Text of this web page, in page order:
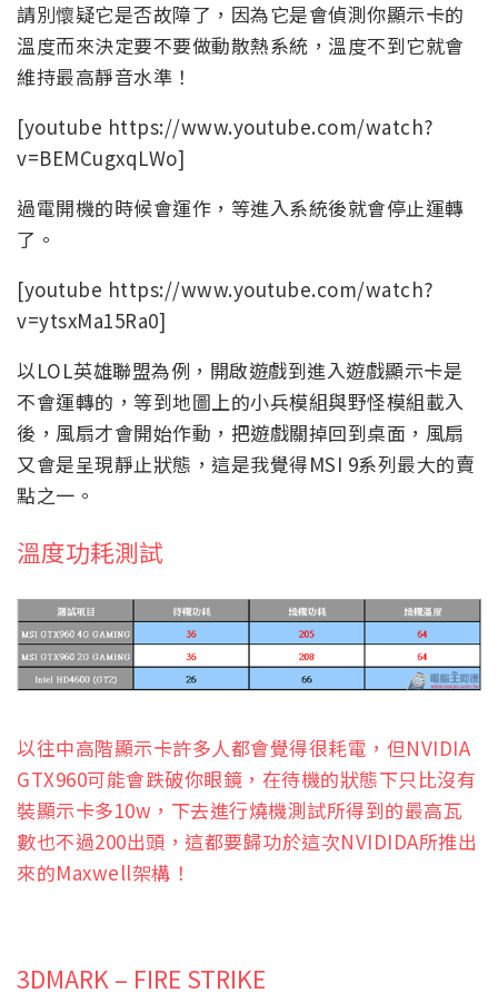
請別懷疑它是否故障了，因為它是會偵測你顯示卡的
溫度而來決定要不要做動散熱系統，溫度不到它就會
維持最高靜音水準！
[youtube https://www.youtube.com/watch?
v=BEMCugxqLWo]
過電開機的時候會運作，等進入系統後就會停止運轉
了。
[youtube https://www.youtube.com/watch?
v=ytsxMa15Ra0]
以LOL英雄聯盟為例，開啟遊戲到進入遊戲顯示卡是
不會運轉的，等到地圖上的小兵模組與野怪模組載入
後，風扇才會開始作動，把遊戲關掉回到桌面，風扇
又會是呈現靜止狀態，這是我覺得MSI 9系列最大的賣
點之一。
溫度功耗測試
以往中高階顯示卡許多人都會覺得很耗電，但NVIDIA
GTX960可能會跌破你眼鏡，在待機的狀態下只比沒有
裝顯示卡多10w，下去進行燒機測試所得到的最高瓦
數也不過200出頭，這都要歸功於這次NVIDIDA所推出
來的Maxwell架構！
3DMARK – FIRE STRIKE